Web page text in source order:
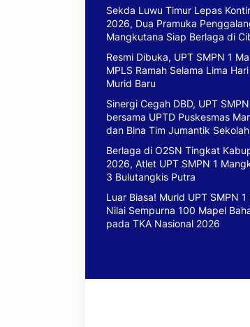
Sekda Luwu Timur Lepas
2026, Dua Pramuka
Mangkutana Siap Berlaga di
Resmi Dibuka, UPT SMPN 1
MPLS Ramah Selama Lima
Murid Baru
Sinergi Cegah DBD, UPT
bersama UPTD Puskesmas
dan Bina Tim Jumantik Sekolah
Berlaga di O2SN Tingkat
2026, Atlet UPT SMPN 1
3 Bulutangkis Putra
Luar Biasa! Murid UPT SMPN
Nilai Sempurna 100 Mapel
pada TKA Nasional 2026